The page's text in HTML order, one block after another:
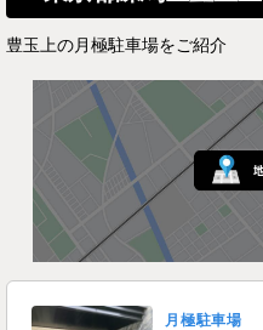
豊玉上の月極駐車場をご紹介
月極駐車場